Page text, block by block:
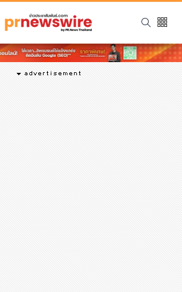
วดหมู่
เดล